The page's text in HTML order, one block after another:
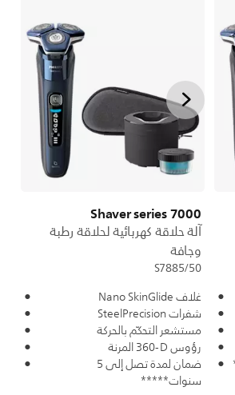
Shaver series 7000
آلة حلاقة كهربائية لحلاقة رطبة
وجافة
S7885/50
غلاف Nano SkinGlide
شفرات SteelPrecision
مستشعر التحكّم بالحركة
رؤوس ‎360-D‎ المرنة
ضمان لمدة تصل إلى 5
سنوات*****